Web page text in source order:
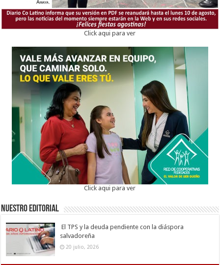
Click aqui para ver
Click aqui para ver
Nuestro Editorial
El TPS y la deuda pendiente con la diáspora
salvadoreña
20 julio, 2026